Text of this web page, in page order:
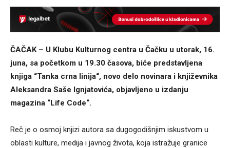
ČAČAK – U Klubu Kulturnog centra u Čačku u utorak, 16.
juna, sa početkom u 19.30 časova, biće predstavljena
knjiga “Tanka crna linija“, novo delo novinara i književnika
Aleksandra Saše Ignjatovića, objavljeno u izdanju
magazina “Life Code“.
Reč je o osmoj knjizi autora sa dugogodišnjim iskustvom u
oblasti kulture, medija i javnog života, koja istražuje granice